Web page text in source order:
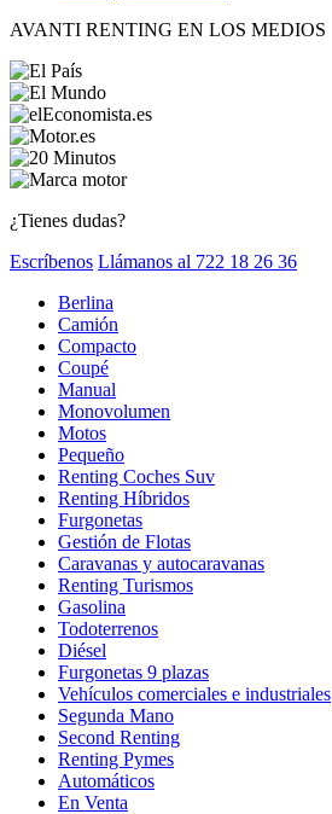
AVANTI RENTING EN LOS MEDIOS
¿Tienes dudas?
Escríbenos Llámanos al 722 18 26 36
Berlina
Camión
Compacto
Coupé
Manual
Monovolumen
Motos
Pequeño
Renting Coches Suv
Renting Híbridos
Furgonetas
Gestión de Flotas
Caravanas y autocaravanas
Renting Turismos
Gasolina
Todoterrenos
Diésel
Furgonetas 9 plazas
Vehículos comerciales e industriales
Segunda Mano
Second Renting
Renting Pymes
Automáticos
En Venta